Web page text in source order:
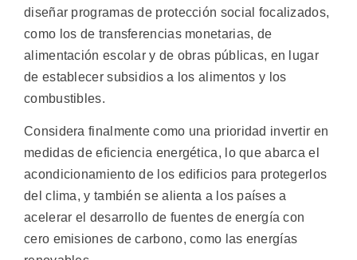
diseñar programas de protección social focalizados,
como los de transferencias monetarias, de
alimentación escolar y de obras públicas, en lugar
de establecer subsidios a los alimentos y los
combustibles.
Considera finalmente como una prioridad invertir en
medidas de eficiencia energética, lo que abarca el
acondicionamiento de los edificios para protegerlos
del clima, y también se alienta a los países a
acelerar el desarrollo de fuentes de energía con
cero emisiones de carbono, como las energías